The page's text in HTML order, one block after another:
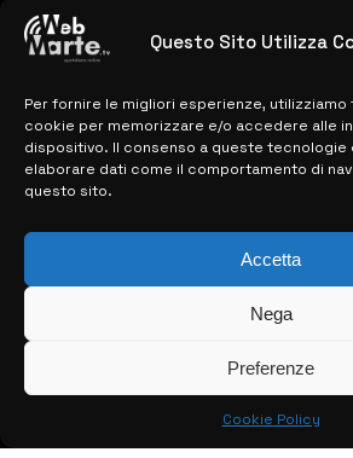
Questo Sito Utilizza
Per fornire le migliori esperienze,
cookie per memorizzare e/o accedere alle
dispositivo. Il consenso a queste tecnologie
elaborare dati come il comportamento di
questo sito.
Accetta
Nega
Preferenze
Cookie Policy
28 MARZO 2024
MAPPA DEL SITO
> NOTIZIE
> EDIZIONI LOCALI